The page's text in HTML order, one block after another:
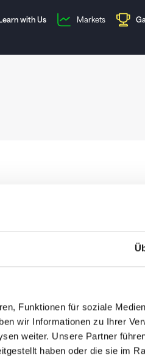
Funktionen für soziale
wir Informationen zu Ihrer
weiter. Unsere Partner
haben oder die sie im
with Us Markets